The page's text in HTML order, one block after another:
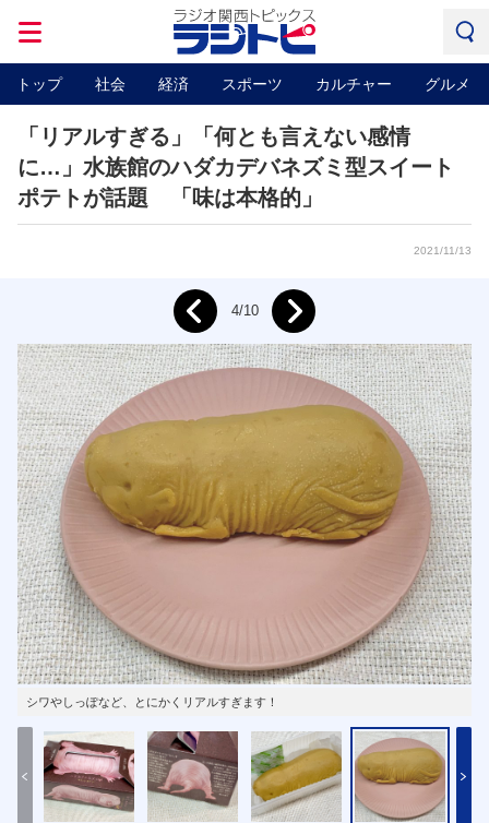
トップ 社会 経済 スポーツ カルチャー グルメ
「リアルすぎる」「何とも言えない感情
に…」水族館のハダカデバネズミ型スイート
ポテトが話題 「味は本格的」
2021/11/13
シワやしっぽなど、とにかくリアルすぎます！
4/10